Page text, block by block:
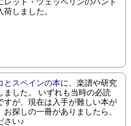
荷しました。
とスペインの本に、楽譜や研究
ました。 いずれも当時の必読
すが、現在は入手が難しい本が
お探しの一冊がありましたら、
さい♪